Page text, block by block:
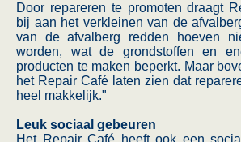
Door repareren te promoten draagt
bij aan het verkleinen van de
van de afvalberg redden hoeven
worden, wat de grondstoffen en
producten te maken beperkt. Maar
het Repair Café laten zien dat
heel makkelijk."
Leuk sociaal gebeuren